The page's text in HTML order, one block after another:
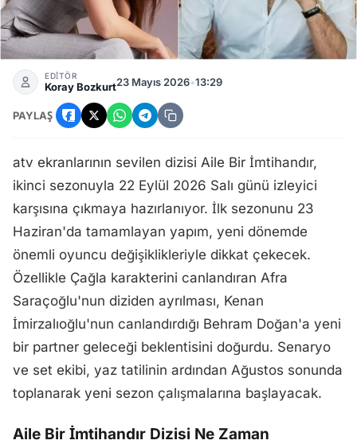
Aile Bir İmtihandır Yeni Sezon Ne Zaman Başlayacak?
EDİTÖR
Koray Bozkurt23 Mayıs 2026•13:29
PAYLAŞ
atv ekranlarının sevilen dizisi Aile Bir İmtihandır,
ikinci sezonuyla 22 Eylül 2026 Salı günü izleyici
karşısına çıkmaya hazırlanıyor. İlk sezonunu 23
Haziran'da tamamlayan yapım, yeni dönemde
önemli oyuncu değişiklikleriyle dikkat çekecek.
Özellikle Çağla karakterini canlandıran Afra
Saraçoğlu'nun diziden ayrılması, Kenan
İmirzalıoğlu'nun canlandırdığı Behram Doğan'a yeni
bir partner geleceği beklentisini doğurdu. Senaryo
ve set ekibi, yaz tatilinin ardından Ağustos sonunda
toplanarak yeni sezon çalışmalarına başlayacak.
Aile Bir İmtihandır Dizisi Ne Zaman